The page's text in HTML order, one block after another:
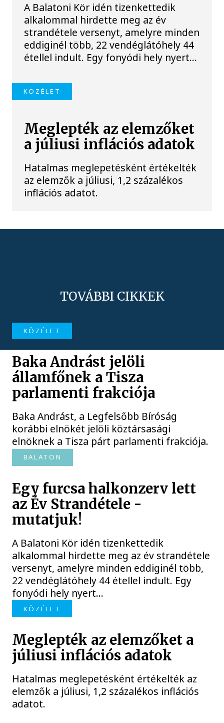
A Balatoni Kör idén tizenkettedik
alkalommal hirdette meg az év
strandétele versenyt, amelyre minden
eddiginél több, 22 vendéglátóhely 44
étellel indult. Egy fonyódi hely nyert...
KÖZÉLET
Meglepték az elemzőket
a júliusi inflációs adatok
Hatalmas meglepetésként értékelték
az elemzők a júliusi, 1,2 százalékos
inflációs adatot.
TOVÁBBI CIKKEK
KÖZÉLET
Baka Andrást jelöli
államfőnek a Tisza
parlamenti frakciója
Baka Andrást, a Legfelsőbb Bíróság
korábbi elnökét jelöli köztársasági
elnöknek a Tisza párt parlamenti frakciója.
BALATON
Egy furcsa halkonzerv lett
az Év Strandétele -
mutatjuk!
A Balatoni Kör idén tizenkettedik
alkalommal hirdette meg az év strandétele
versenyt, amelyre minden eddiginél több,
22 vendéglátóhely 44 étellel indult. Egy
fonyódi hely nyert...
KÖZÉLET
Meglepték az elemzőket a
júliusi inflációs adatok
Hatalmas meglepetésként értékelték az
elemzők a júliusi, 1,2 százalékos inflációs
adatot.